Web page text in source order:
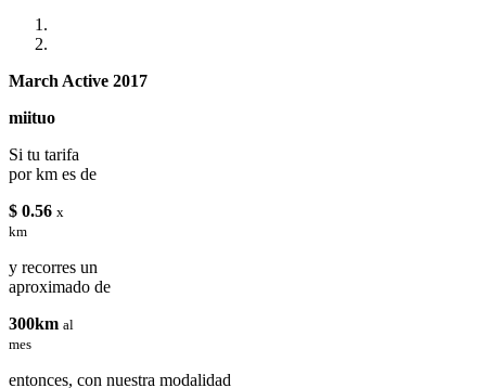
March Active 2017
miituo
Si tu tarifa
por km es de
$ 0.56 x
km
y recorres un
aproximado de
300km al
mes
entonces, con nuestra modalidad